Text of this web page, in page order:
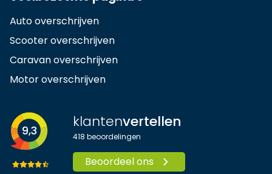
Auto overschrijven
Scooter overschrijven
Caravan overschrijven
Motor overschrijven
9,3 klantenvertellen
418 beoordelingen
Beoordeel ons